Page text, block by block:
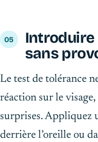
Introduire
sans
Le test de tolérance
réaction sur le
surprises. Appliquez
derrière l’oreille ou